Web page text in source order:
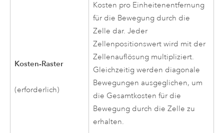
Kosten-Raster
(erforderlich)
Kosten pro Einheitenentfernung
für die Bewegung durch die
Zelle dar. Jeder
Zellenpositionswert wird mit der
Zellenauflösung multipliziert.
Gleichzeitig werden diagonale
Bewegungen ausgeglichen, um
die Gesamtkosten für die
Bewegung durch die Zelle zu
erhalten.